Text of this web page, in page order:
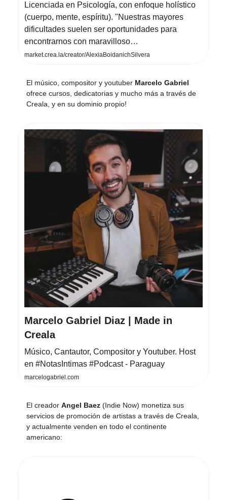
Licenciada en Psicología, con enfoque holístico
(cuerpo, mente, espíritu). "Nuestras mayores
dificultades suelen ser oportunidades para
encontrarnos con maravilloso…
market.crea.la/creator/AlexiaBoidanichSilvera
El músico, compositor y youtuber Marcelo Gabriel
ofrece cursos, dedicatorias y mucho más a través de
Creala, y en su dominio propio!
Marcelo Gabriel Diaz | Made in
Creala
Músico, Cantautor, Compositor y Youtuber. Host
en #NotasIntimas #Podcast - Paraguay
marcelogabriel.com
El creador Angel Baez (Indie Now) monetiza sus
servicios de promoción de artistas a través de Creala,
y actualmente venden en todo el continente
americano: